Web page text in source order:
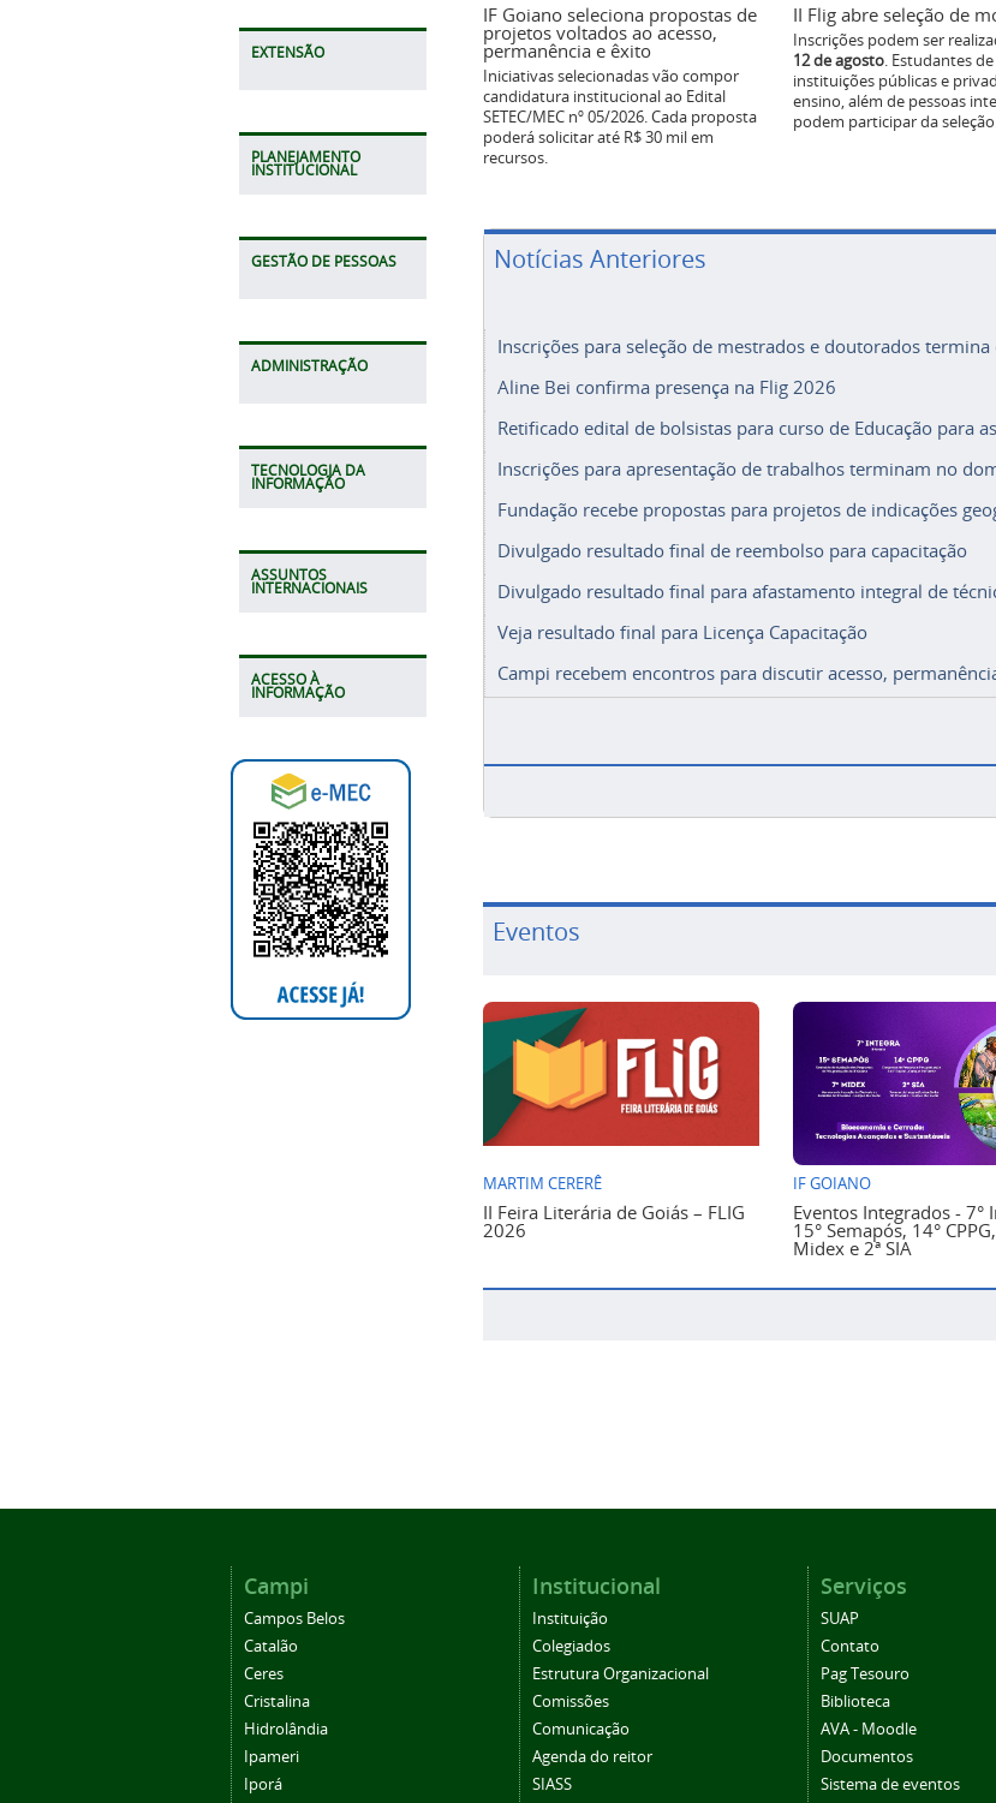
EXTENSÃO
PLANEJAMENTO
INSTITUCIONAL
GESTÃO DE PESSOAS
ADMINISTRAÇÃO
TECNOLOGIA DA
INFORMAÇÃO
ASSUNTOS
INTERNACIONAIS
ACESSO À
INFORMAÇÃO
IF Goiano seleciona propostas de
projetos voltados ao acesso,
permanência e êxito
Iniciativas selecionadas vão compor
candidatura institucional ao Edital
SETEC/MEC nº 05/2026. Cada proposta
poderá solicitar até R$ 30 mil em
recursos.
II Flig abre seleção de
Inscrições podem ser
12 de agosto. Estudantes de
instituições públicas e
ensino, além de pessoas
podem participar da
Notícias Anteriores
Inscrições para seleção de mestrados e doutorados
Aline Bei confirma presença na Flig 2026
Retificado edital de bolsistas para curso de Educação para
Inscrições para apresentação de trabalhos terminam no
Fundação recebe propostas para projetos de indicações
Divulgado resultado final de reembolso para capacitação
Divulgado resultado final para afastamento integral de
Veja resultado final para Licença Capacitação
Campi recebem encontros para discutir acesso,
Eventos
MARTIM CERERÊ
II Feira Literária de Goiás – FLIG
2026
IF GOIANO
Eventos Integrados - 7°
15° Semapós, 14°
Midex e 2ª SIA
Campi
Campos Belos
Catalão
Ceres
Cristalina
Hidrolândia
Ipameri
Iporá
Institucional
Instituição
Colegiados
Estrutura Organizacional
Comissões
Comunicação
Agenda do reitor
SIASS
Serviços
SUAP
Contato
Pag Tesouro
Biblioteca
AVA - Moodle
Documentos
Sistema de eventos